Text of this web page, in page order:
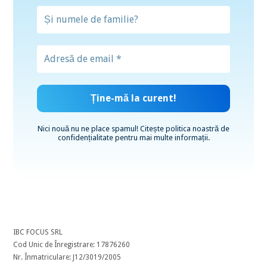
Nici nouă nu ne place spamul! Citește politica noastră de
confidențialitatepentru mai multe informații.
IBC FOCUS SRL
Cod Unic de Înregistrare: 17876260
Nr. Înmatriculare: J12/3019/2005